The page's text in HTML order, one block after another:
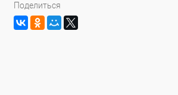
Поделиться